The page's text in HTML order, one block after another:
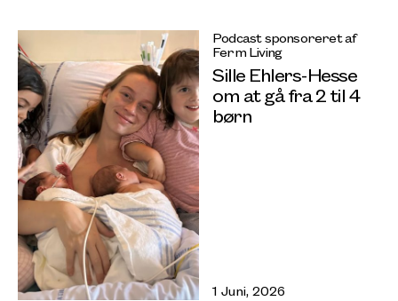
Podcast sponsoreret af
Ferm Living
Sille Ehlers-Hesse
om at gå fra 2 til 4
børn
1 Juni, 2026